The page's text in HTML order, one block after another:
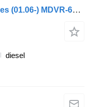
Invertor de tensiune Verint K-Series (01.06-) MDVR-6S-4 pentru autobuz Scania K,N,F-series bus (2006-)
diesel